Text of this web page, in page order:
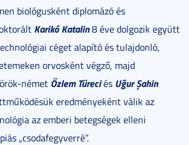
biológusként diplomázó és
Karikó Katalin8 éve dolgozik együtt
céget alapító és tulajdonló,
orvosként végző, majd
német Özlem Türeciés Uğur Şahin
eredményeként válik az
az emberi betegségek elleni
„csodafegyverré”.